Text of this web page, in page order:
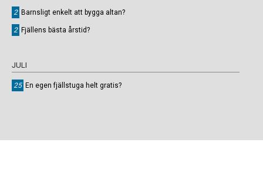
2 Barnsligt enkelt att bygga altan?
2 Fjällens bästa årstid?
JULI
25 En egen fjällstuga helt gratis?